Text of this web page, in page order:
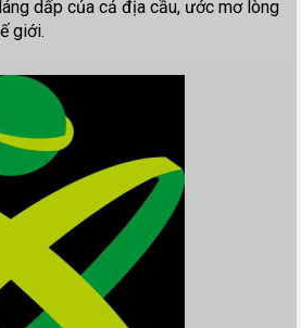
dấp của cả địa cầu, ước mơ lòng
giới.